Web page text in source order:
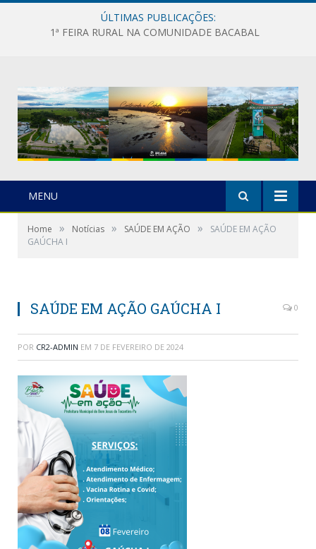
ÚLTIMAS PUBLICAÇÕES:
1ª FEIRA RURAL NA COMUNIDADE BACABAL
MENU
Home » Notícias » SAÚDE EM AÇÃO »
SAÚDE EM AÇÃO
GAÚCHA I
SAÚDE EM AÇÃO GAÚCHA I 0
POR CR2-ADMIN EM 7 DE FEVEREIRO DE 2024